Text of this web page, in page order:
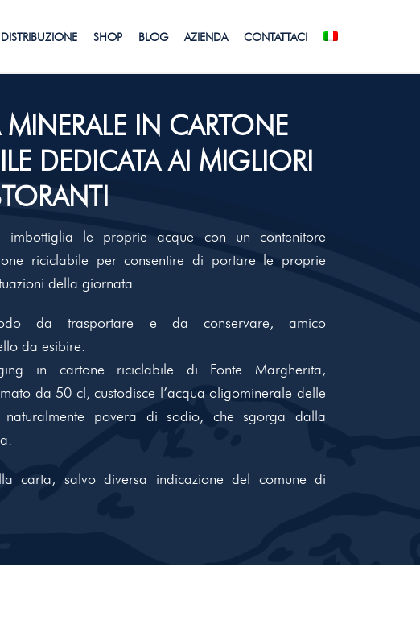
DISTRIBUZIONE SHOP BLOG AZIENDA CONTATTACI
MINERALE IN CARTONE
DEDICATA AI MIGLIORI
imbottiglia le proprie acque con un contenitore
riciclabile per consentire di portare le proprie
della giornata.
da trasportare e da conservare, amico
da esibire.
in cartone riciclabile di Fonte Margherita,
da 50 cl, custodisce l’acqua oligominerale delle
naturalmente povera di sodio, che sgorga dalla
carta, salvo diversa indicazione del comune di